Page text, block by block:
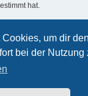
um dir den
bei der Nutzung
hat.
mit deinen
enthalten.
® Forum Software ©